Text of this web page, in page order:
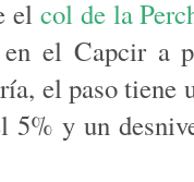
el col de la
el Capcir a
el paso tiene
5% y un